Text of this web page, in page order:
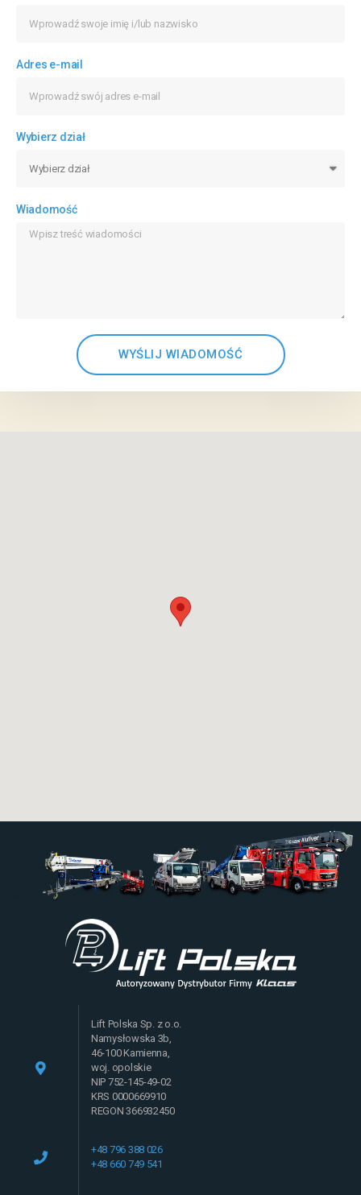
Adres e-mail
Wybierz dział
Wiadomość
WYŚLIJ WIADOMOŚĆ
Lift Polska Sp. z o.o.
Namysłowska 3b,
46-100 Kamienna,
woj. opolskie
NIP 752-145-49-02
KRS 0000669910
REGON 366932450
+48 796 388 026
+48 660 749 541